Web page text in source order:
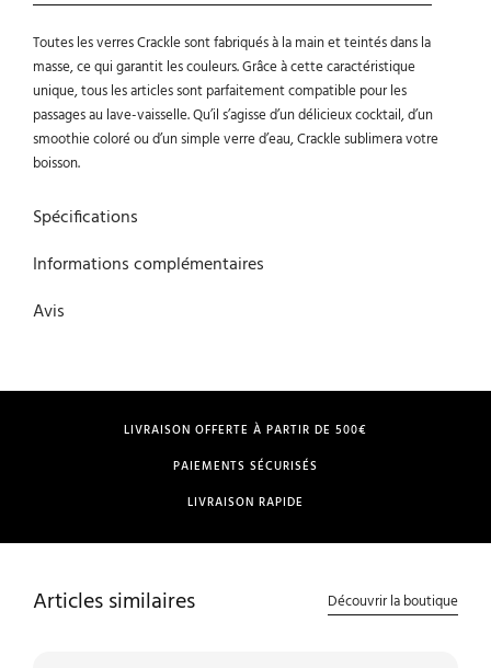
Toutes les verres Crackle sont fabriqués à la main et teintés dans la
masse, ce qui garantit les couleurs. Grâce à cette caractéristique
unique, tous les articles sont parfaitement compatible pour les
passages au lave-vaisselle. Qu’il s’agisse d’un délicieux cocktail, d’un
smoothie coloré ou d’un simple verre d’eau, Crackle sublimera votre
boisson.
Spécifications
Informations complémentaires
Avis
LIVRAISON OFFERTE À PARTIR DE 500€
PAIEMENTS SÉCURISÉS
LIVRAISON RAPIDE
Articles similaires Découvrir la boutique